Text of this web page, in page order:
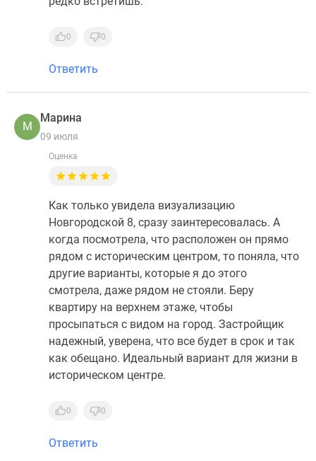
0 0
Ответить
М
Марина
09 июля
Оценка
Как только увидела визуализацию
Новгородской 8, сразу заинтересовалась. А
когда посмотрела, что расположен он прямо
рядом с историческим центром, то поняла, что
другие варианты, которые я до этого
смотрела, даже рядом не стояли. Беру
квартиру на верхнем этаже, чтобы
просыпаться с видом на город. Застройщик
надежный, уверена, что все будет в срок и так
как обещано. Идеальный вариант для жизни в
историческом центре.
0 0
Ответить